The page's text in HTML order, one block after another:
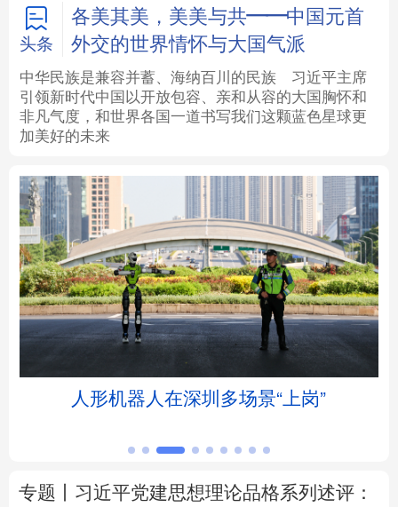
学术中国 乡村振兴 银龄 溯源中国
城市 旅游 能源
彩票 娱乐 时尚 悦读
公益
文化产业
地方频道
北京 天津 河北 山西
江苏
浙江 安徽 福建
河南 湖北
广东 广西 海南 重庆
头条
各美其美，美美与共——中国元首
外交的世界情怀与大国气派
中华民族是兼容并蓄、海纳百川的民族
习近平主席
引领新时代中国以开放包容、亲和从容的大国胸怀和
非凡气度，和世界各国一道书写我们这颗蓝色星球更
加美好的未来
人形机器人在深圳多场景“上岗”
专题丨 习近平党建思想理论品格系列述评：